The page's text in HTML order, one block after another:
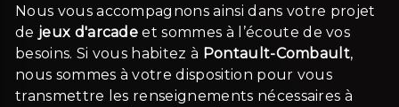
Nous vous accompagnons ainsi dans votre projet
de jeux d'arcade et sommes à l’écoute de vos
besoins. Si vous habitez à Pontault-Combault,
nous sommes à votre disposition pour vous
transmettre les renseignements nécessaires à